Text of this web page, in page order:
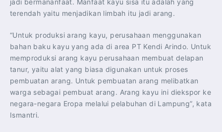
jadi bermananfaat. Manfaat kayu sisa itu adalah yang
terendah yaitu menjadikan limbah itu jadi arang.
“Untuk produksi arang kayu, perusahaan menggunakan
bahan baku kayu yang ada di area PT Kendi Arindo. Untuk
memproduksi arang kayu perusahaan membuat delapan
tanur, yaitu alat yang biasa digunakan untuk proses
pembuatan arang. Untuk pembuatan arang melibatkan
warga sebagai pembuat arang. Arang kayu ini diekspor ke
negara-negara Eropa melalui pelabuhan di Lampung”, kata
Ismantri.